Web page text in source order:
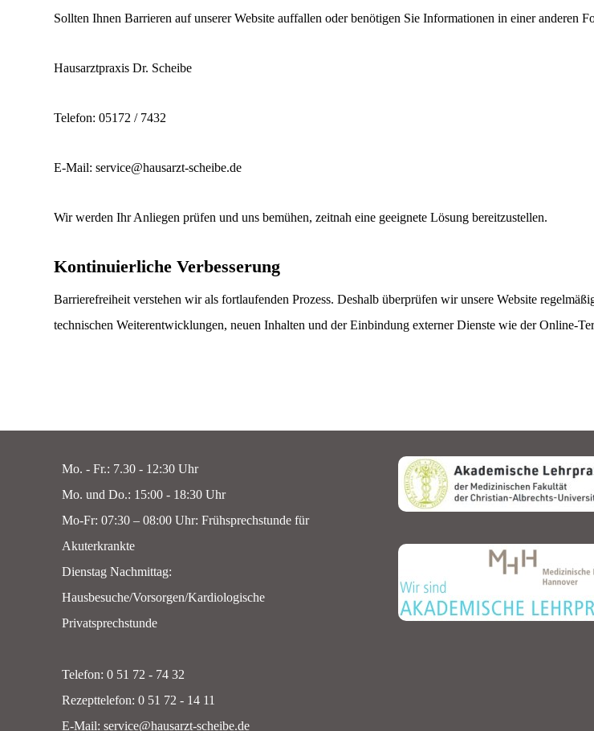
Sollten Ihnen Barrieren auf unserer Website auffallen oder benötigen Sie Informationen in einer anderen
Hausarztpraxis Dr. Scheibe
Telefon: 05172 / 7432
E-Mail: service@hausarzt-scheibe.de
Wir werden Ihr Anliegen prüfen und uns bemühen, zeitnah eine geeignete Lösung bereitzustellen.
Kontinuierliche Verbesserung
Barrierefreiheit verstehen wir als fortlaufenden Prozess. Deshalb überprüfen wir unsere Website
technischen Weiterentwicklungen, neuen Inhalten und der Einbindung externer Dienste wie der Online-
Mo. - Fr.: 7.30 - 12:30 Uhr
Mo. und Do.: 15:00 - 18:30 Uhr
Mo-Fr: 07:30 – 08:00 Uhr: Frühsprechstunde für
Akuterkrankte
Dienstag Nachmittag:
Hausbesuche/Vorsorgen/Kardiologische
Privatsprechstunde
Telefon: 0 51 72 - 74 32
Rezepttelefon: 0 51 72 - 14 11
E-Mail: service@hausarzt-scheibe.de